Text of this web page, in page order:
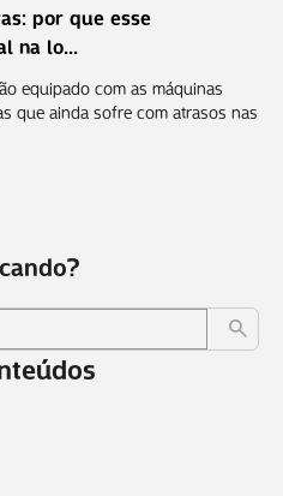
por que esse
na lo...
equipado com as máquinas
que ainda sofre com atrasos nas